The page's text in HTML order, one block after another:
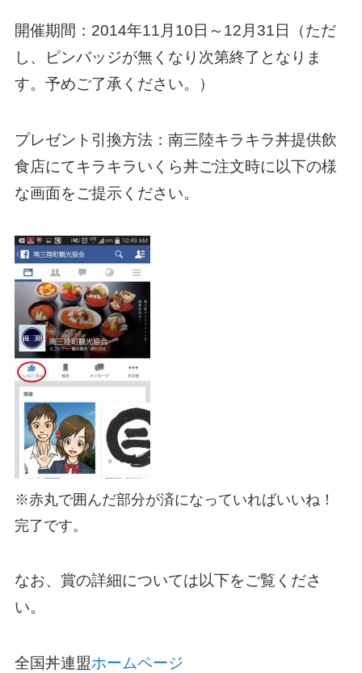
開催期間：2014年11月10日～12月31日（ただ
し、ピンバッジが無くなり次第終了となりま
す。予めご了承ください。）
プレゼント引換方法：南三陸キラキラ丼提供飲
食店にてキラキラいくら丼ご注文時に以下の様
な画面をご提示ください。
※赤丸で囲んだ部分が済になっていればいいね！
完了です。
なお、賞の詳細については以下をご覧くださ
い。
全国丼連盟ホームページ